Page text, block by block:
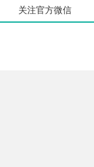
关注官方微信